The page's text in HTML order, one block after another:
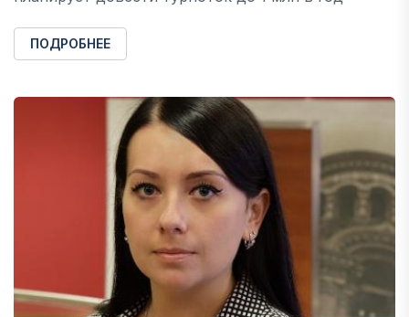
ПОДРОБНЕЕ